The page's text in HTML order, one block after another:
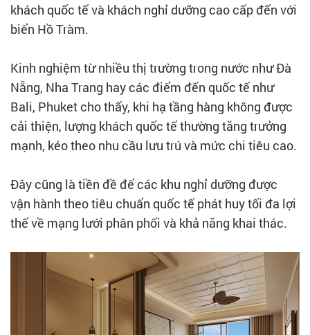
khách quốc tế và khách nghỉ dưỡng cao cấp đến với
biển Hồ Tràm.
Kinh nghiệm từ nhiều thị trường trong nước như Đà
Nẵng, Nha Trang hay các điểm đến quốc tế như
Bali, Phuket cho thấy, khi hạ tầng hàng không được
cải thiện, lượng khách quốc tế thường tăng trưởng
mạnh, kéo theo nhu cầu lưu trú và mức chi tiêu cao.
Đây cũng là tiền đề để các khu nghỉ dưỡng được
vận hành theo tiêu chuẩn quốc tế phát huy tối đa lợi
thế về mạng lưới phân phối và khả năng khai thác.